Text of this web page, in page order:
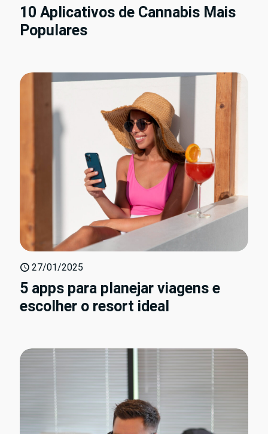
10 Aplicativos de Cannabis Mais
Populares
27/01/2025
5 apps para planejar viagens e
escolher o resort ideal